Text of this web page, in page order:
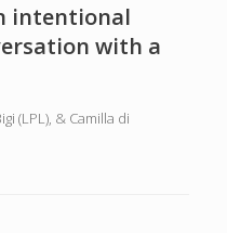
intentional
with a
(LPL), & Camilla di